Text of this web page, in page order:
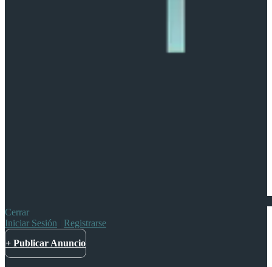
Cerrar
Iniciar Sesión
Registrarse
+ Publicar Anuncio